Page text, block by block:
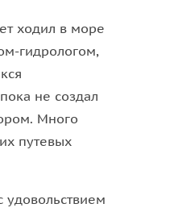
центр
янтарь, но и
минут
здание
пыток для
ходил в море
гидрологом,
не создал
Много
путевых